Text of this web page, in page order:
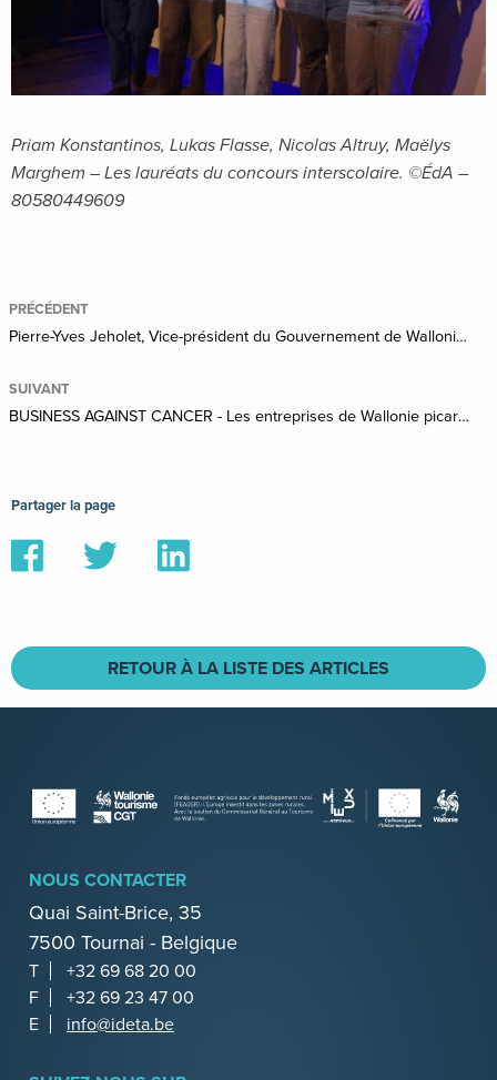
Priam Konstantinos, Lukas Flasse, Nicolas Altruy, Maëlys
Marghem – Les lauréats du concours interscolaire. ©ÉdA –
80580449609
PRÉCÉDENT
Pierre-Yves Jeholet, Vice-président du Gouvernement de Wallonie et ministre de l’Industrie, visite le Technopôle de l’Economie Circulaire à Tournai
SUIVANT
BUSINESS AGAINST CANCER - Les entreprises de Wallonie picarde se mobilisent pour la lutte contre le cancer
Partager la page
Partager
sur
Partager
sur
Partager
sur
RETOUR À LA LISTE DES ARTICLES
NOUS CONTACTER
Quai Saint-Brice, 35
7500 Tournai - Belgique
T
+32 69 68 20 00
F
+32 69 23 47 00
E
info@ideta.be